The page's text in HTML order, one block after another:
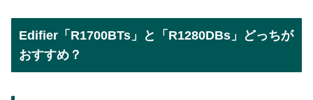
Edifier「R1700BTs」と「R1280DBs」どっちが
おすすめ？